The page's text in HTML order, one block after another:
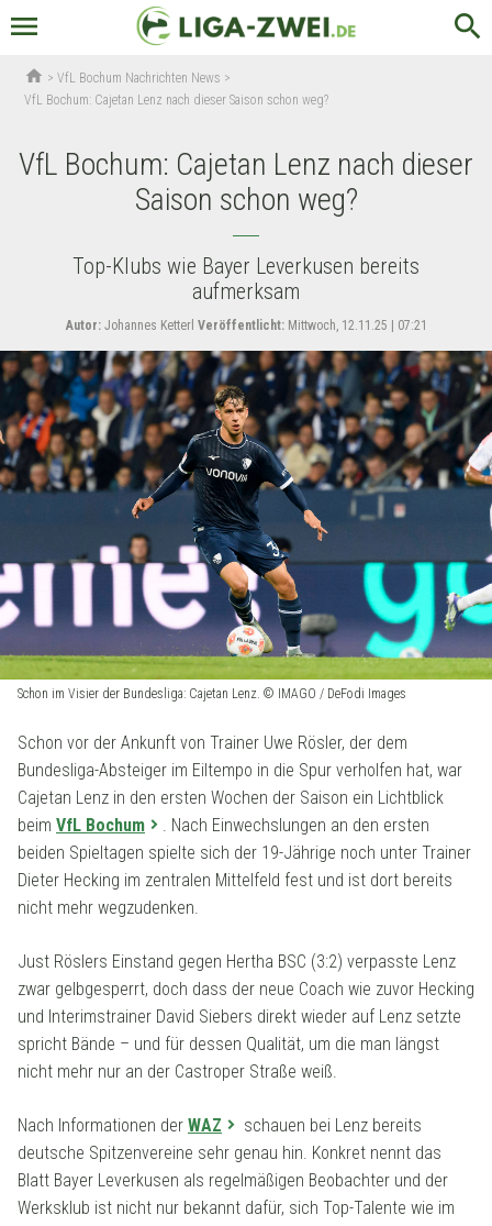
menu search
home >VfL Bochum Nachrichten News >
VfL Bochum: Cajetan Lenz nach dieser Saison schon weg?
VfL Bochum: Cajetan Lenz nach dieser
Saison schon weg?
Top-Klubs wie Bayer Leverkusen bereits
aufmerksam
Autor:Johannes Ketterl Veröffentlicht:Mittwoch, 12.11.25 | 07:21
Schon im Visier der Bundesliga: Cajetan Lenz. © IMAGO / DeFodi Images
Schon vor der Ankunft von Trainer Uwe Rösler, der dem
Bundesliga-Absteiger im Eiltempo in die Spur verholfen hat, war
Cajetan Lenz in den ersten Wochen der Saison ein Lichtblick
beim VfL Bochum
. Nach Einwechslungen an den ersten
beiden Spieltagen spielte sich der 19-Jährige noch unter Trainer
Dieter Hecking im zentralen Mittelfeld fest und ist dort bereits
nicht mehr wegzudenken.
Just Röslers Einstand gegen Hertha BSC (3:2) verpasste Lenz
zwar gelbgesperrt, doch dass der neue Coach wie zuvor Hecking
und Interimstrainer David Siebers direkt wieder auf Lenz setzte
spricht Bände – und für dessen Qualität, um die man längst
nicht mehr nur an der Castroper Straße weiß.
Nach Informationen der WAZ
schauen bei Lenz bereits
deutsche Spitzenvereine sehr genau hin. Konkret nennt das
Blatt Bayer Leverkusen als regelmäßigen Beobachter und der
Werksklub ist nicht nur bekannt dafür, sich Top-Talente wie im